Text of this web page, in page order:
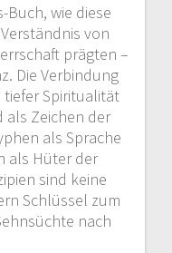
Buch, wie diese
von
prägten –
Die Verbindung
Spiritualität
als Zeichen der
als Sprache
als Hüter der
sind keine
Schlüssel zum
nach